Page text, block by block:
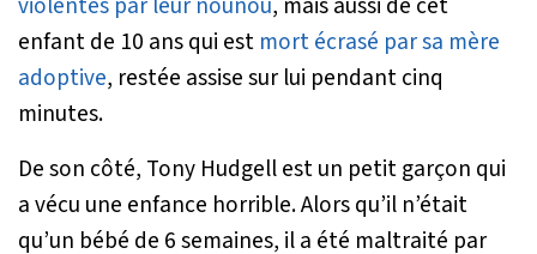
enfant de 10 ans qui est mort écrasé par sa mère
adoptive, restée assise sur lui pendant cinq
minutes.
De son côté, Tony Hudgell est un petit garçon qui
a vécu une enfance horrible. Alors qu’il n’était
qu’un bébé de 6 semaines, il a été maltraité par